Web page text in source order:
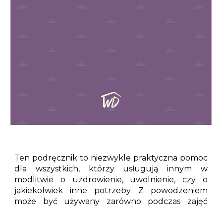
Ten podręcznik to niezwykle praktyczna pomoc
dla wszystkich, którzy usługują innym w
modlitwie o uzdrowienie, uwolnienie, czy o
jakiekolwiek inne potrzeby. Z powodzeniem
może być używany zarówno podczas zajęć